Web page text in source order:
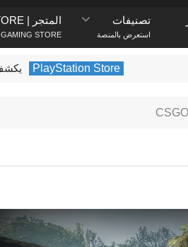
تصنيفات
استعرض بالمنصة
المتجر | STORE
GAMING STORE
PlayStation Store يكشف متجر PlayStation عن الألعاب الأكثر تنزيلًا في فبراير 2022